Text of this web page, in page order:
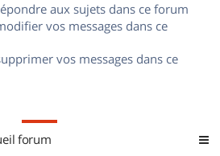
aux sujets dans ce forum
vos messages dans ce
vos messages dans ce
forum